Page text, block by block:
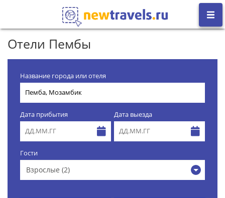
Отели Пембы
Название города или отеля
Дата прибытия Дата выезда
Гости
Взрослые (2)